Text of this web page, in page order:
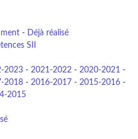
-
Déjà réalisé
SII
2023 - 2021-2022 - 2020-2021 -
2018 - 2016-2017 - 2015-2016 -
2015